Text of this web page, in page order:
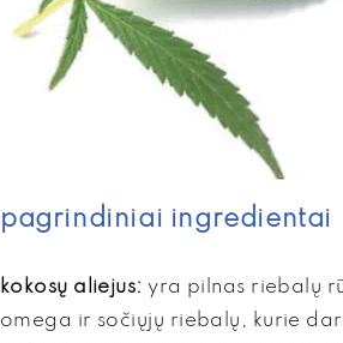
pagrindiniai ingredientai
kokosų aliejus: yra pilnas riebalų
omega ir sočiųjų riebalų, kurie